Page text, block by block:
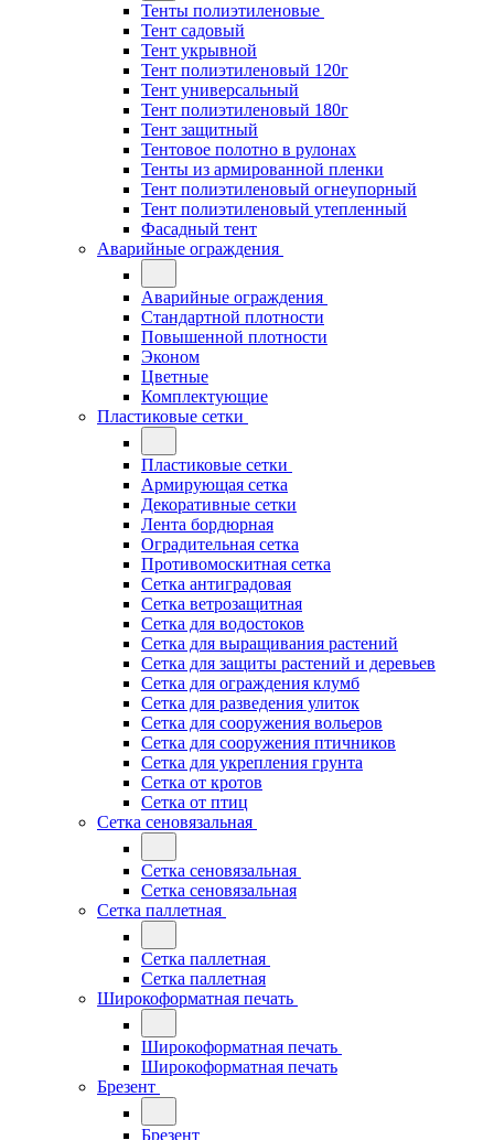
Тенты полиэтиленовые
Тент садовый
Тент укрывной
Тент полиэтиленовый 120г
Тент универсальный
Тент полиэтиленовый 180г
Тент защитный
Тентовое полотно в рулонах
Тенты из армированной пленки
Тент полиэтиленовый огнеупорный
Тент полиэтиленовый утепленный
Фасадный тент
Аварийные ограждения
Аварийные ограждения
Стандартной плотности
Повышенной плотности
Эконом
Цветные
Комплектующие
Пластиковые сетки
Пластиковые сетки
Армирующая сетка
Декоративные сетки
Лента бордюрная
Оградительная сетка
Противомоскитная сетка
Сетка антиградовая
Сетка ветрозащитная
Сетка для водостоков
Сетка для выращивания растений
Сетка для защиты растений и деревьев
Сетка для ограждения клумб
Сетка для разведения улиток
Сетка для сооружения вольеров
Сетка для сооружения птичников
Сетка для укрепления грунта
Сетка от кротов
Сетка от птиц
Сетка сеновязальная
Сетка сеновязальная
Сетка сеновязальная
Сетка паллетная
Сетка паллетная
Сетка паллетная
Широкоформатная печать
Широкоформатная печать
Широкоформатная печать
Брезент
Брезент